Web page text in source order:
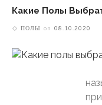
Какие Полы
ПОЛЫ on 08.10.2020